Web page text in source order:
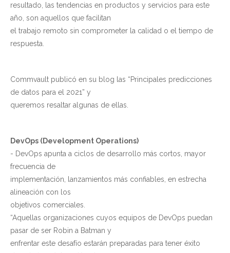
resultado, las tendencias en productos y servicios para este
año, son aquellos que facilitan
el trabajo remoto sin comprometer la calidad o el tiempo de
respuesta.
Commvault publicó en su blog las “Principales predicciones
de datos para el 2021” y
queremos resaltar algunas de ellas.
DevOps (Development Operations)
- DevOps apunta a ciclos de desarrollo más cortos, mayor
frecuencia de
implementación, lanzamientos más confiables, en estrecha
alineación con los
objetivos comerciales.
“Aquellas organizaciones cuyos equipos de DevOps puedan
pasar de ser Robin a Batman y
enfrentar este desafío estarán preparadas para tener éxito